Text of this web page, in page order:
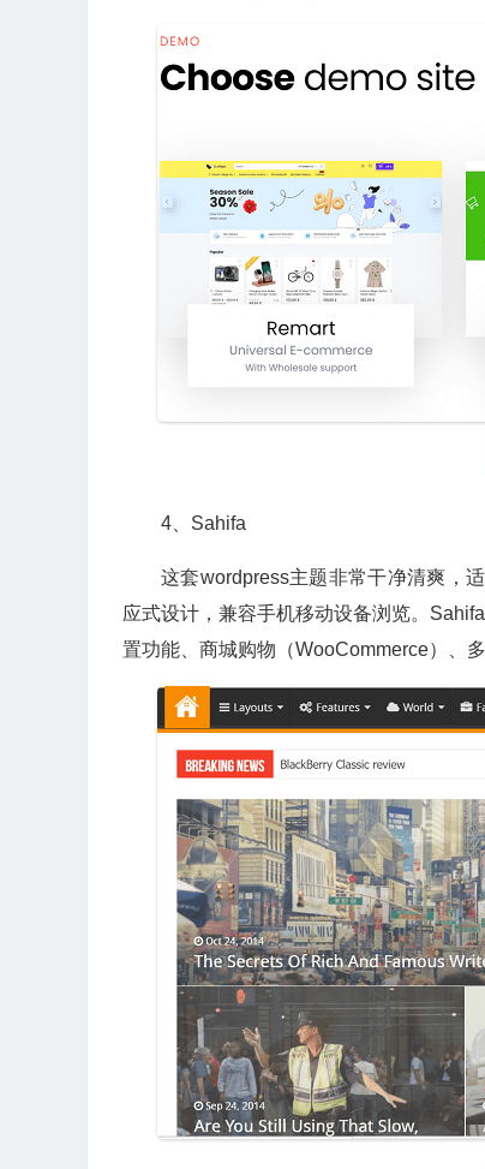
4、Sahifa
这套wordpress主题非常干净清爽，
应式设计，兼容手机移动设备浏览。
置功能、商城购物（WooCommerce）、